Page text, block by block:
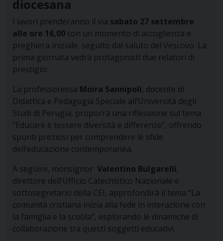
diocesana
I lavori prenderanno il via sabato 27 settembre
alle ore 16,00con un momento di accoglienza e
preghiera iniziale, seguito dal saluto del Vescovo. La
prima giornata vedrà protagonisti due relatori di
prestigio:
La professoressa Moira Sannipoli, docente di
Didattica e Pedagogia Speciale all’Università degli
Studi di Perugia, proporrà una riflessione sul tema
“Educare è tessere diversità e differenze”, offrendo
spunti preziosi per comprendere le sfide
dell’educazione contemporanea.
A seguire, monsignor Valentino Bulgarelli,
direttore dell’Ufficio Catechistico Nazionale e
sottosegretario della CEI, approfondirà il tema “La
comunità cristiana inizia alla fede in interazione con
la famiglia e la scuola”, esplorando le dinamiche di
collaborazione tra questi soggetti educativi.